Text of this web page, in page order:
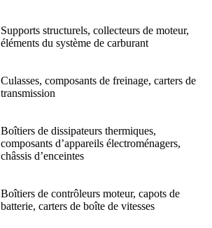
Supports structurels, collecteurs de moteur,
éléments du système de carburant
Culasses, composants de freinage, carters de
transmission
Boîtiers de dissipateurs thermiques,
composants d’appareils électroménagers,
châssis d’enceintes
Boîtiers de contrôleurs moteur, capots de
batterie, carters de boîte de vitesses